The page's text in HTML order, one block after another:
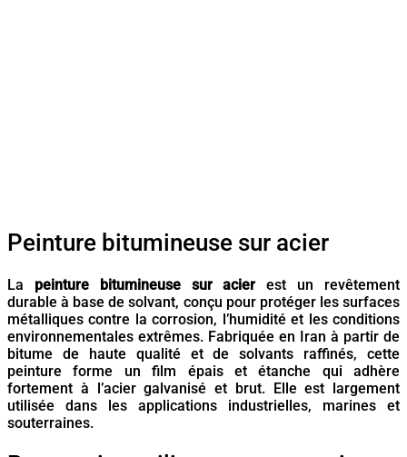
Peinture bitumineuse sur acier
La peinture bitumineuse sur acierest un revêtement
durable à base de solvant, conçu pour protéger les surfaces
métalliques contre la corrosion, l’humidité et les conditions
environnementales extrêmes. Fabriquée en Iran à partir de
bitume de haute qualité et de solvants raffinés, cette
peinture forme un film épais et étanche qui adhère
fortement à l’acier galvanisé et brut. Elle est largement
utilisée dans les applications industrielles, marines et
souterraines.